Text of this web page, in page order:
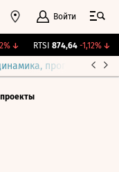
Войти
↓ RTSI 874,64 -1,12%↓
прогнозы